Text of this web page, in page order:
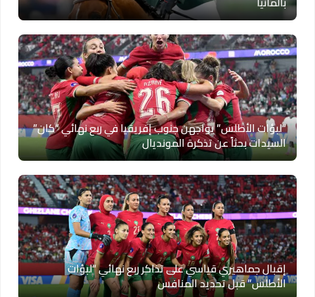
“لبؤات الأطلس” يواجهن جنوب إفريقيا في ربع نهائي “كان”
السيدات بحثاً عن تذكرة المونديال
إقبال جماهيري قياسي على تذاكر ربع نهائي “لبؤات
الأطلس” قبل تحديد المنافس